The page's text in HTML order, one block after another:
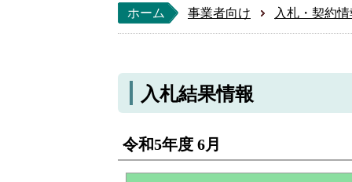
ホーム 事業者向け 入札・契約
入札結果情報
令和5年度 6月